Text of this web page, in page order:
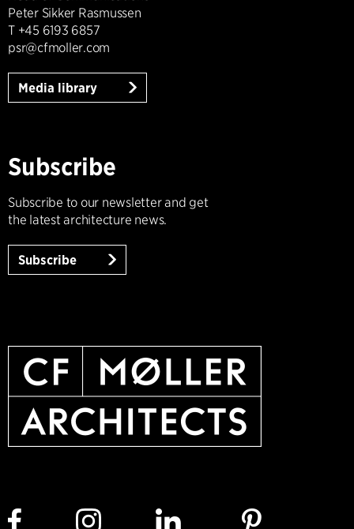
Peter Sikker Rasmussen
T +45 6193 6857
psr@cfmoller.com
Media library
Subscribe
Subscribe to our newsletter and get
the latest architecture news.
Subscribe